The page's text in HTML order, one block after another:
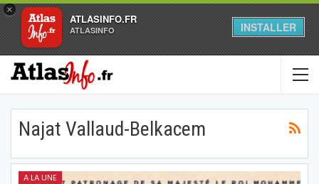
×
ATLASINFO.FR
ATLASINFO INSTALLER
Najat Vallaud-Belkacem
A LA UNE